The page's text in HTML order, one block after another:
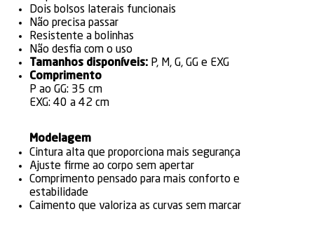
Dois bolsos laterais funcionais
Não precisa passar
Resistente a bolinhas
Não desfia com o uso
Tamanhos disponíveis: P, M, G, GG e EXG
Comprimento
P ao GG: 35 cm
EXG: 40 a 42 cm
Modelagem
Cintura alta que proporciona mais segurança
Ajuste firme ao corpo sem apertar
Comprimento pensado para mais conforto e
estabilidade
Caimento que valoriza as curvas sem marcar